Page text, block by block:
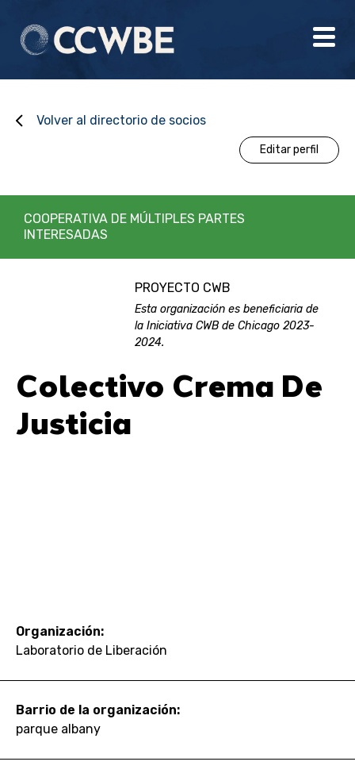
Volver al directorio de socios
Editar perfil
COOPERATIVA DE MÚLTIPLES PARTES
INTERESADAS
PROYECTO CWB
Esta organización es beneficiaria de
la Iniciativa CWB de Chicago 2023-
2024.
Colectivo Crema De
Justicia
Organización:
Laboratorio de Liberación
Barrio de la organización:
parque albany